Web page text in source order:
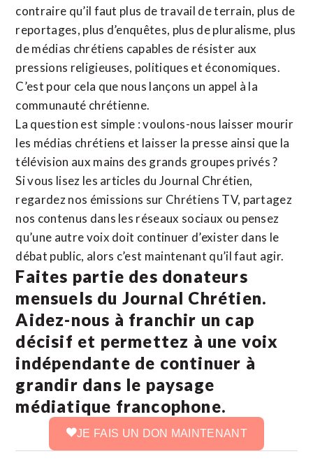
contraire qu’il faut plus de travail de terrain, plus de
reportages, plus d’enquêtes, plus de pluralisme, plus
de médias chrétiens capables de résister aux
pressions religieuses, politiques et économiques.
C’est pour cela que nous lançons un appel à la
communauté chrétienne.
La question est simple : voulons-nous laisser mourir
les médias chrétiens et laisser la presse ainsi que la
télévision aux mains des grands groupes privés ?
Si vous lisez les articles du Journal Chrétien,
regardez nos émissions sur Chrétiens TV, partagez
nos contenus dans les réseaux sociaux ou pensez
qu’une autre voix doit continuer d’exister dans le
débat public, alors c’est maintenant qu’il faut agir.
Faites partie des donateurs
mensuels du Journal Chrétien.
Aidez-nous à franchir un cap
décisif et permettez à une voix
indépendante de continuer à
grandir dans le paysage
médiatique francophone.
JE FAIS UN DON MAINTENANT